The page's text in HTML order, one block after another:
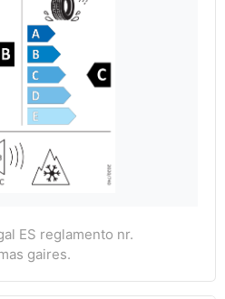
ES reglamento nr.
gaires.